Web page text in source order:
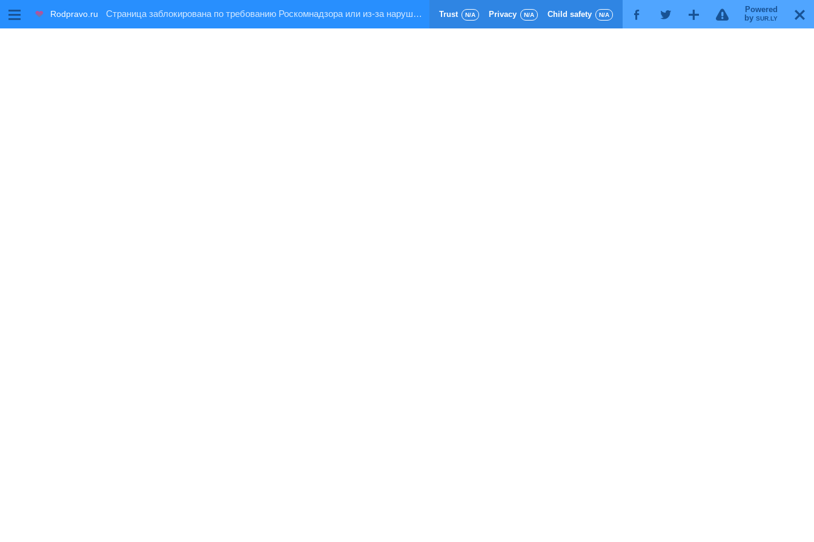
M Rodpravo.ru X
Powered
by SUR.LY
!
G
T
F
Trust N/A Privacy N/A Child safety N/A
Страница заблокирована по требованию Роскомнадзора или из-за нарушения правил хостинга!